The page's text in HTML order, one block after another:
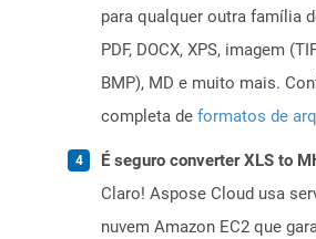
para qualquer outra família
PDF, DOCX, XPS, imagem
BMP), MD e muito mais.
completa de formatos de
É seguro converter XLS to
Claro! Aspose Cloud usa
nuvem Amazon EC2 que